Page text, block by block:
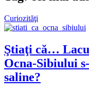
Curiozităţi
Ştiaţi că…
Ocna-Sibiului
saline?